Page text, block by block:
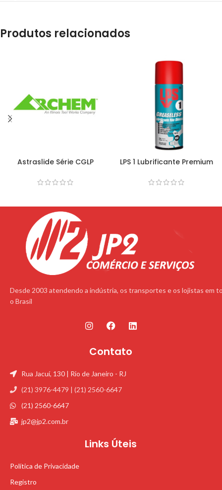
Produtos relacionados
Astraslide Série CGLP LPS 1 Lubrificante Premium
Desde 2003 atendendo a indústria, os transportes e os lojistas em
o Brasil
Contato
Rua Jacuí, 130 | Rio de Janeiro - RJ
(21) 3976-4479 | (21) 2560-6647
(21) 2560-6647
jp2@jp2.com.br
Links Úteis
Política de Privacidade
Registro